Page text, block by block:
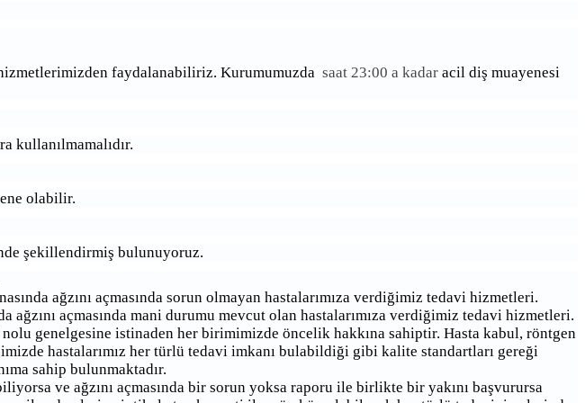
faydalanabiliriz. Kurumumuzda saat 23:00 a kadar acil diş muayenesi
kullanılmamalıdır.
olabilir.
şekillendirmiş bulunuyoruz.
ağzını açmasında sorun olmayan hastalarımıza verdiğimiz tedavi hizmetleri.
açmasında mani durumu mevcut olan hastalarımıza verdiğimiz tedavi hizmetleri.
genelgesine istinaden her birimimizde öncelik hakkına sahiptir. Hasta kabul, röntgen
hastalarımız her türlü tedavi imkanı bulabildiği gibi kalite standartları gereği
sahip bulunmaktadır.
ve ağzını açmasında bir sorun yoksa raporu ile birlikte bir yakını başvurursa